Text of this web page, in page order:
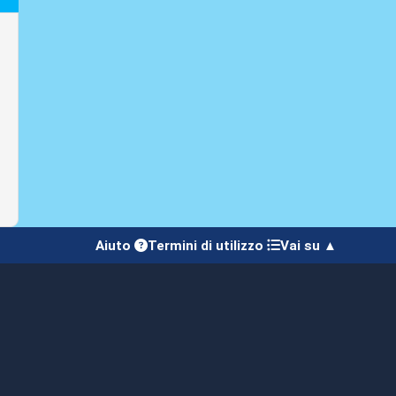
Aiuto Termini di utilizzo Vai su ▲